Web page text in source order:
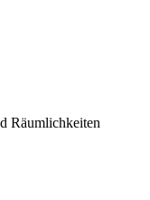
Räumlichkeiten